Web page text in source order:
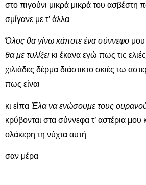
στο πιγούνι μικρά μικρά του ασβέστη
σμίγανε με τ’ άλλα
Όλος θα γίνω κάποτε ένα σύννεφο μου
θα με τυλίξει κι έκανα εγώ πως τις
χιλιάδες δέρμα διάστικτο σκιές τω
πως είναι
κι είπα Έλα να ενώσουμε τους
κρύβονται στα σύννεφα τ’ αστέρια μου
ολάκερη τη νύχτα αυτή
σαν μέρα